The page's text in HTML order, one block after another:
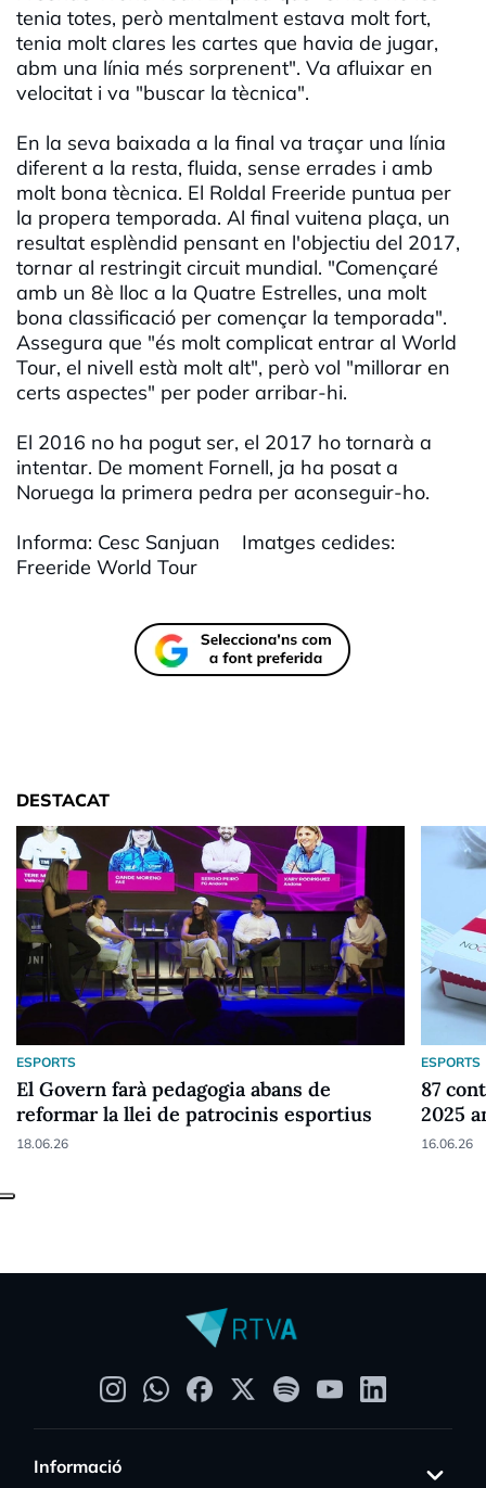
tenia totes, però mentalment estava molt fort,
tenia molt clares les cartes que havia de jugar,
abm una línia més sorprenent". Va afluixar en
velocitat i va "buscar la tècnica".
En la seva baixada a la final va traçar una línia
diferent a la resta, fluida, sense errades i amb
molt bona tècnica. El Roldal Freeride puntua per
la propera temporada. Al final vuitena plaça, un
resultat esplèndid pensant en l'objectiu del 2017,
tornar al restringit circuit mundial. "Començaré
amb un 8è lloc a la Quatre Estrelles, una molt
bona classificació per començar la temporada".
Assegura que "és molt complicat entrar al World
Tour, el nivell està molt alt", però vol "millorar en
certs aspectes" per poder arribar-hi.
El 2016 no ha pogut ser, el 2017 ho tornarà a
intentar. De moment Fornell, ja ha posat a
Noruega la primera pedra per aconseguir-ho.
Informa: Cesc Sanjuan Imatges cedides:
Freeride World Tour
DESTACAT
ESPORTS
El Govern farà pedagogia abans de
reformar la llei de patrocinis esportius
18.06.26
ESPORTS
87
2025
16.06.26
Informació